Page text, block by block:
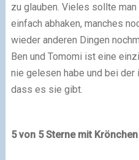
zu glauben. Vieles sollte
einfach abhaken, manches
wieder anderen Dingen
Ben und Tomomi ist eine
nie gelesen habe und bei der
dass es sie gibt.
5 von 5 Sterne mit Krönchen